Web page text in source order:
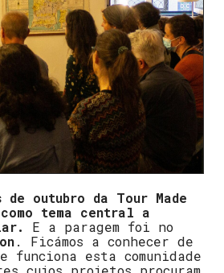
outubro da Tour Made
tema central a
E a paragem foi no
. Ficámos a conhecer de
funciona esta comunidade